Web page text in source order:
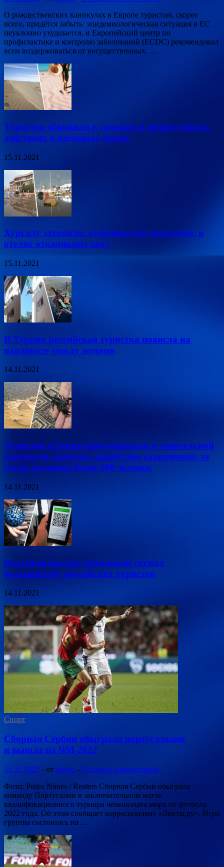
О рождественских каникулах в Европе туристам, скорее
всего, придётся забыть: эпидемиологическая ситуация в ЕС
неуклонно ухудшается, и Европейский центр по
профилактике и контролю заболеваний (ECDC) рекомендовал
всем воздерживаться от несущественных, …
Туристов обвинили в грязных и непристойных
действиях в песчаных дюнах
15.11.2021
Хургаду затопило: отменены все экскурсии, в
отелях откачивают воду
15.11.2021
В Турции российская туристка повисла на
парашюте между домами
14.11.2021
Туристов в Египте предупредили о смертельной
опасности: началось нашествие скорпионов, за
сутки укушены более 500 человек
14.11.2021
Властями послан тревожный сигнал
большинству российских туристов
14.11.2021
Спорт
Сборная Сербии обыграла португальцев
и вышла на ЧМ-2022
15.11.2021 - от admin - Оставьте комментарий
Фото: Pedro Nunes / Reuters Сборная Сербии обыграла
команду Португалии в заключительном матче
квалификационного турнира чемпионата мира по футболу
2022 года. Об этом сообщает корреспондент «Ленты.ру». Игра
группы состоялась на …